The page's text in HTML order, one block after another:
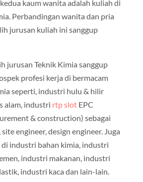
kaum wanita adalah kuliah di
Perbandingan wanita dan pria
jurusan kuliah ini sanggup
jurusan Teknik Kimia sanggup
profesi kerja di bermacam
seperti, industri hulu & hilir
alam, industri rtp slotEPC
& construction) sebagai
engineer, design engineer. Juga
industri bahan kimia, industri
industri makanan, industri
industri kaca dan lain-lain.